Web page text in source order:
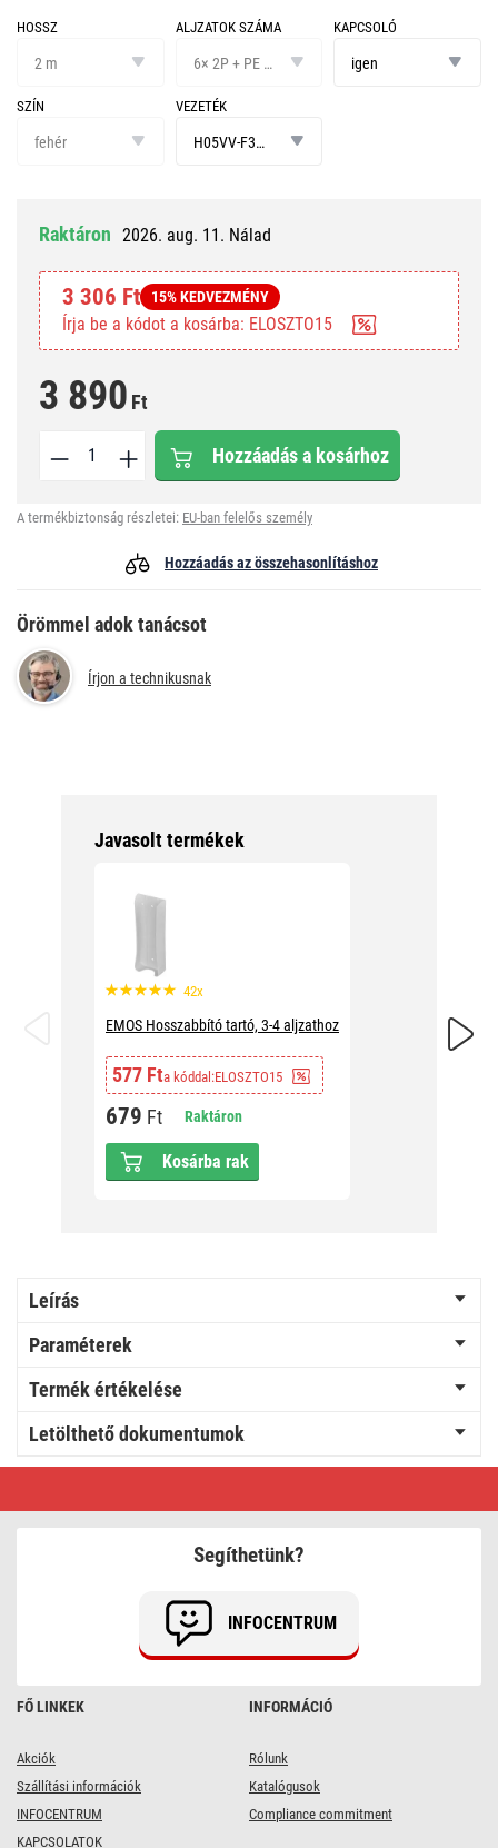
HOSSZ
2 m
ALJZATOK SZÁMA
száma
6× 2P + PE GERMAN
KAPCSOLÓ
igen
SZÍN
fehér
VEZETÉK
H05VV-F3G 1,0 mm²
Raktáron 2026. aug. 11. Nálad
3 306 Ft 15% KEDVEZMÉNY
Írja be a kódot a kosárba: ELOSZTO15
3 890 Ft
Hozzáadás a kosárhoz
A termékbiztonság részletei: EU-ban felelős személy
Hozzáadás az összehasonlításhoz
Örömmel adok tanácsot
Írjon a technikusnak
Javasolt termékek
42x
EMOS Hosszabbító tartó, 3-4 aljzathoz
577 Fta kóddal:ELOSZTO15
679 Ft Raktáron
Kosárba rak
EMOS
Leírás
Paraméterek
Termék értékelése
Letölthető dokumentumok
mm2FŐ LINKEK
Akciók
Szállítási információk
INFOCENTRUM
KAPCSOLATOK
INFORMÁCIÓ
Rólunk
Katalógusok
Compliance commitment
Segíthetünk?
INFOCENTRUM